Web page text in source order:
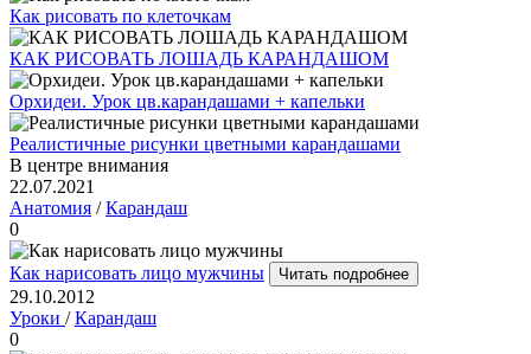
Как рисовать по клеточкам
КАК РИСОВАТЬ ЛОШАДЬ КАРАНДАШОМ
Орхидеи. Урок цв.карандашами + капельки
Реалистичные рисунки цветными карандашами
В центре внимания
22.07.2021
Анатомия /Карандаш
0
Как нарисовать лицо мужчины Читать подробнее
29.10.2012
Уроки /Карандаш
0